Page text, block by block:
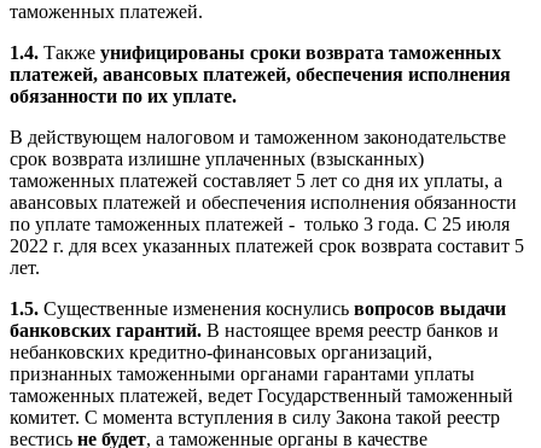
таможенных платежей.
1.4. Также унифицированы сроки возврата таможенных
платежей, авансовых платежей, обеспечения исполнения
обязанности по их уплате.
В действующем налоговом и таможенном законодательстве
срок возврата излишне уплаченных (взысканных)
таможенных платежей составляет 5 лет со дня их уплаты, а
авансовых платежей и обеспечения исполнения обязанности
по уплате таможенных платежей - только 3 года. С 25 июля
2022 г. для всех указанных платежей срок возврата составит 5
лет.
1.5. Существенные изменения коснулись вопросов выдачи
банковских гарантий. В настоящее время реестр банков и
небанковских кредитно-финансовых организаций,
признанных таможенными органами гарантами уплаты
таможенных платежей, ведет Государственный таможенный
комитет. С момента вступления в силу Закона такой реестр
вестись не будет, а таможенные органы в качестве